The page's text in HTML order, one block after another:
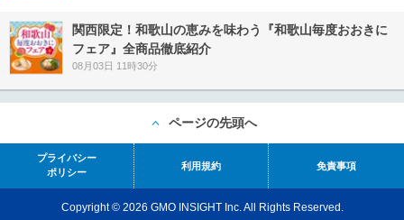
関西限定！和歌山の恵みを味わう『和歌山毎度おおきに
フェア』全商品徹底紹介
08月03日 11時30分
ページの先頭へ
プライバシー
ポリシー
利用規約 免責事項
Copyright © 2026 GMO INSIGHT Inc. All Rights Reserved.